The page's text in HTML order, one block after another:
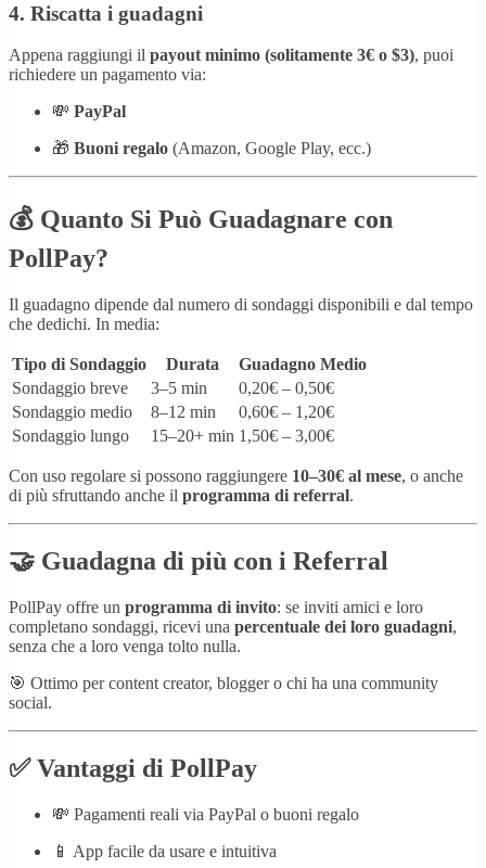
4. Riscatta i guadagni
Appena raggiungi il payout minimo (solitamente 3€ o $3), puoi
richiedere un pagamento via:
💸 PayPal
🎁 Buoni regalo (Amazon, Google Play, ecc.)
💰 Quanto Si Può Guadagnare con
PollPay?
Il guadagno dipende dal numero di sondaggi disponibili e dal tempo
che dedichi. In media:
Tipo di Sondaggio Durata
Guadagno Medio
Sondaggio breve
3–5 min
0,20€ – 0,50€
Sondaggio medio
8–12 min
0,60€ – 1,20€
Sondaggio lungo
15–20+ min 1,50€ – 3,00€
Con uso regolare si possono raggiungere 10–30€ al mese, o anche
di più sfruttando anche il programma di referral.
🤝 Guadagna di più con i Referral
PollPay offre un programma di invito: se inviti amici e loro
completano sondaggi, ricevi una percentuale dei loro guadagni,
senza che a loro venga tolto nulla.
🎯 Ottimo per content creator, blogger o chi ha una community
social.
✅ Vantaggi di PollPay
💸 Pagamenti reali via PayPal o buoni regalo
📱 App facile da usare e intuitiva